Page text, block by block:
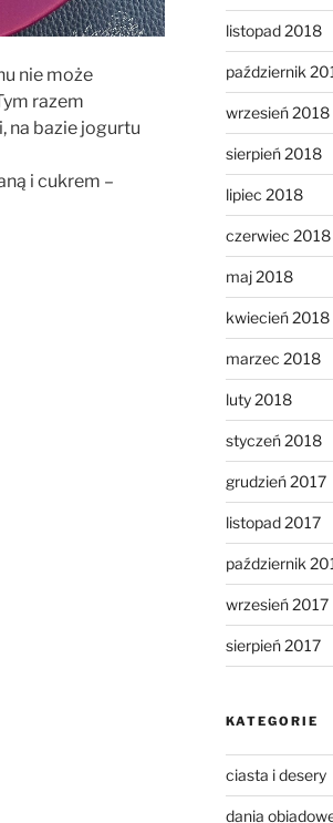
nie może
razem
na bazie jogurtu
i cukrem –
listopad 2018
październik
wrzesień 2018
sierpień 2018
lipiec 2018
czerwiec 2018
maj 2018
kwiecień 2018
marzec 2018
luty 2018
styczeń 2018
grudzień 2017
listopad 2017
październik
wrzesień 2017
sierpień 2017
KATEGORIE
ciasta i desery
dania